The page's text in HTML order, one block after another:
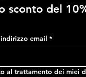
RAGNO - Costume in
mimetica, con tasche e
Prezzo
24,90 €
sconto del
email *
al trattamento dei miei